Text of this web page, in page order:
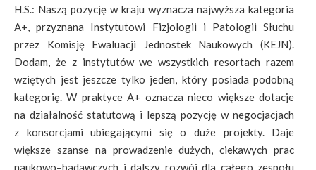
H.S.: Naszą pozycję w kraju wyznacza najwyższa kategoria
A+, przyznana Instytutowi Fizjologii i Patologii Słuchu
przez Komisję Ewaluacji Jednostek Naukowych (KEJN).
Dodam, że z instytutów we wszystkich resortach razem
wziętych jest jeszcze tylko jeden, który posiada podobną
kategorię. W praktyce A+ oznacza nieco większe dotacje
na działalność statutową i lepszą pozycję w negocjacjach
z konsorcjami ubiegającymi się o duże projekty. Daje
większe szanse na prowadzenie dużych, ciekawych prac
naukowo–badawczych i dalszy rozwój dla całego zespołu